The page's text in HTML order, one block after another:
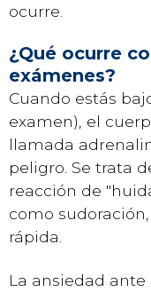
ocurre.
¿Qué ocurre
exámenes?
Cuando estás
examen), el
llamada
peligro. Se trata
reacción de
como
rápida.
La ansiedad